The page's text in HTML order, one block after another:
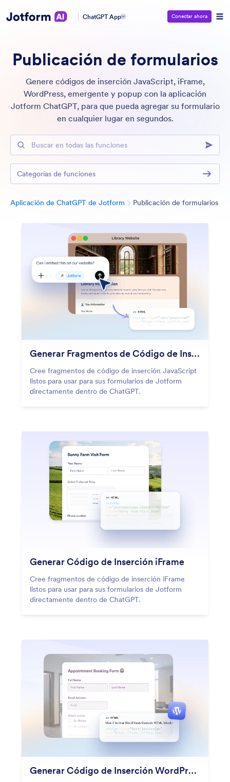
ChatGPT App Conectar ahora
Publicación de formularios
Genere códigos de inserción JavaScript, iFrame,
WordPress, emergente y popup con la aplicación
Jotform ChatGPT, para que pueda agregar su formulario
en cualquier lugar en segundos.
Buscar en todas las funciones
Aplicación de ChatGPT de Jotform Publicación de formularios
Generar Fragmentos de Código de Inserción JavaScript
Cree fragmentos de código de inserción JavaScript
listos para usar para sus formularios de Jotform
directamente dentro de ChatGPT.
Generar Código de Inserción iFrame
Cree fragmentos de código de inserción iFrame
listos para usar para sus formularios de Jotform
directamente dentro de ChatGPT.
Generar Código de Inserción WordPress
Categorías de funciones